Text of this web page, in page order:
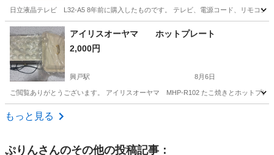
日立液晶テレビ L32-A5 8年前に購入したものです。 テレビ、電源コード、リモコン
京都 京都市 桂川駅 テレビ 年季
アイリスオーヤマ ホットプレート
2,000円
興戸駅 8月6日
ご閲覧ありがとうございます。 アイリスオーヤマ MHP-R102 たこ焼きとホットプレ
京都 京田辺市
もっと見る
ぷりんさんのその他の投稿記事：